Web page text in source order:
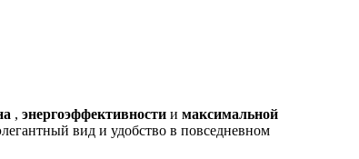
, энергоэффективности и максимальной
вид и удобство в повседневном